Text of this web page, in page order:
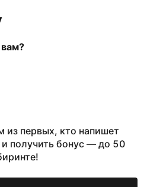
из первых, кто напишет
и получить бонус — до 50